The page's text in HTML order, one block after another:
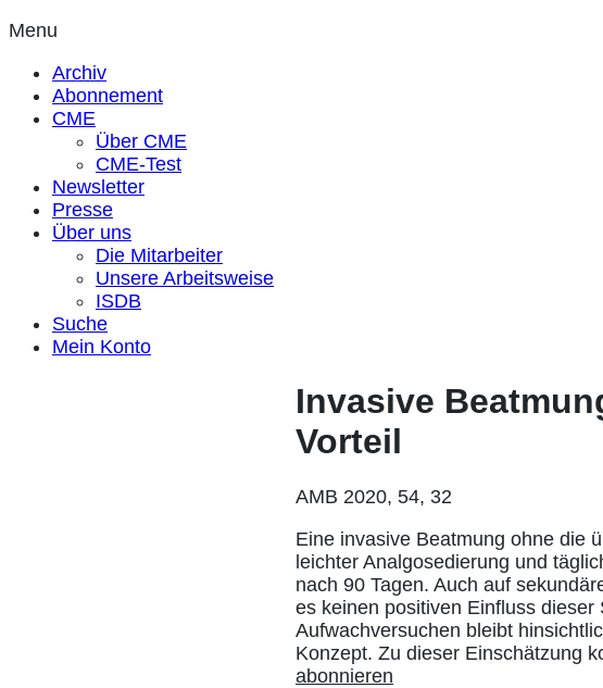
Menu
Archiv
Abonnement
CME
Über CME
CME-Test
Newsletter
Presse
Über uns
Die Mitarbeiter
Unsere Arbeitsweise
ISDB
Suche
Mein Konto
Invasive
Vorteil
AMB 2020, 54, 32
Eine invasive Beatmung ohne die
leichter Analgosedierung und
nach 90 Tagen. Auch auf
es keinen positiven Einfluss
Aufwachversuchen bleibt
Konzept. Zu dieser Einschätzung
abonnieren